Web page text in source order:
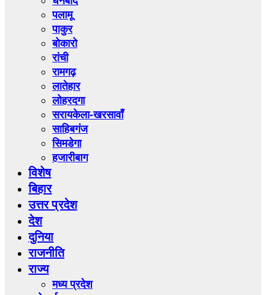
पलामू
पाकुर
बोकारो
रांची
रामगढ़
लातेहार
लोहरदगा
सरायकेला-खरसावाँ
साहिबगंज
सिमडेगा
हजारीबाग
विशेष
बिहार
उत्तर प्रदेश
देश
दुनिया
राजनीति
राज्य
मध्य प्रदेश